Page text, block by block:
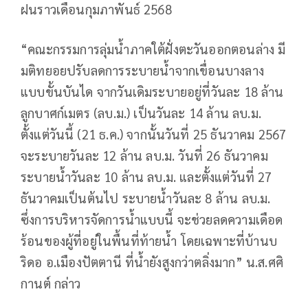
ฝนราวเดือนกุมภาพันธ์ 2568
“คณะกรรมการลุ่มน้ำภาคใต้ฝั่งตะวันออกตอนล่าง มี
มติทยอยปรับลดการระบายน้ำจากเขื่อนบางลาง
แบบขั้นบันได จากวันเดิมระบายอยู่ที่วันละ 18 ล้าน
ลูกบาศก์เมตร (ลบ.ม.) เป็นวันละ 14 ล้าน ลบ.ม.
ตั้งแต่วันนี้ (21 ธ.ค.) จากนั้นวันที่ 25 ธันวาคม 2567
จะระบายวันละ 12 ล้าน ลบ.ม. วันที่ 26 ธันวาคม
ระบายน้ำวันละ 10 ล้าน ลบ.ม. และตั้งแต่วันที่ 27
ธันวาคมเป็นต้นไป ระบายน้ำวันละ 8 ล้าน ลบ.ม.
ซึ่งการบริหารจัดการน้ำแบบนี้ จะช่วยลดความเดือด
ร้อนของผู้ที่อยู่ในพื้นที่ท้ายน้ำ โดยเฉพาะที่บ้านบ
ริดอ อ.เมืองปัตตานี ที่น้ำยังสูงกว่าตลิ่งมาก” น.ส.ศศิ
กานต์ กล่าว